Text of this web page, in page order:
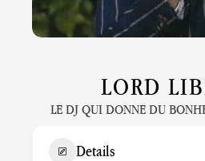
LORD
LE DJ QUI DONNE DU
Details